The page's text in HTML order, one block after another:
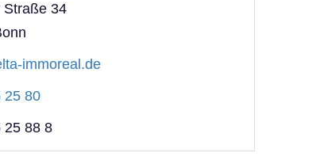
Straße 34
immoreal.de
25 80
25 88 8